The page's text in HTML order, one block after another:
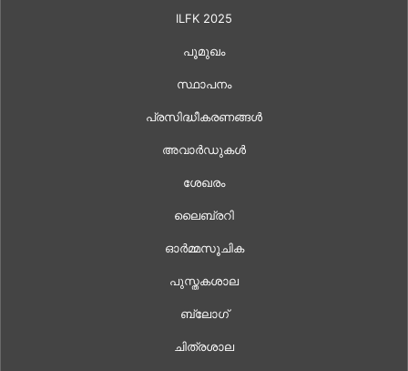
ILFK 2025
പൂമുഖം
സ്ഥാപനം
പ്രസിദ്ധീകരണങ്ങൾ
അവാർഡുകൾ
ശേഖരം
ലൈബ്രറി
ഓർമ്മസൂചിക
പുസ്തകശാല
ബ്ലോഗ്
ചിത്രശാല